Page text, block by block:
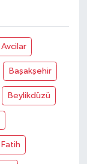
Avcilar
Başakşehir
Beylikdüzü
Fatih